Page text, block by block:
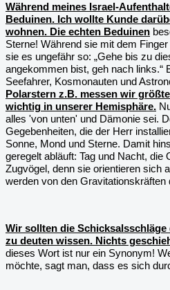
Während meines Israel-
Beduinen. Ich wollte Kunde
wohnen. Die echten Beduinen
Sterne! Während sie mit dem
sie es ungefähr so: „Gehe bis zu
angekommen bist, geh nach links.“
Seefahrer, Kosmonauten und
Polarstern z.B. messen wir
wichtig in unserer Hemisphäre.
alles 'von unten' und Dämonie sei.
Gegebenheiten, die der Herr
Sonne, Mond und Sterne. Damit
geregelt abläuft: Tag und Nacht, die
Zugvögel, denn sie orientieren sich
werden von den Gravitationskräften
Wir sollten die Schicksalsschläge
zu deuten wissen. Nichts
dieses Wort ist nur ein Synonym!
möchte, sagt man, dass es sich